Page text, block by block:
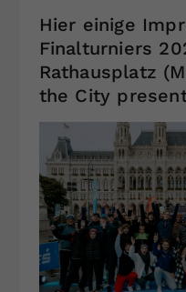
Hier einige
Finalturniers
Rathausplatz
the City